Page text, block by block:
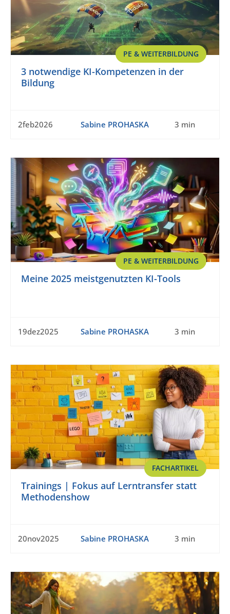
PE & WEITERBILDUNG
3 notwendige KI-Kompetenzen in der
Bildung
2feb2026 Sabine PROHASKA 3 min
PE & WEITERBILDUNG
Meine 2025 meistgenutzten KI-Tools
19dez2025 Sabine PROHASKA 3 min
FACHARTIKEL
Trainings | Fokus auf Lerntransfer statt
Methodenshow
20nov2025 Sabine PROHASKA 3 min